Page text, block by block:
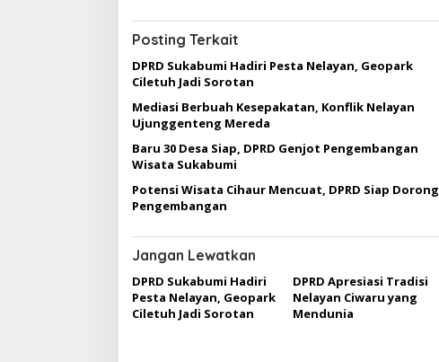
i
g
a
s
i
p
o
s
Posting Terkait
DPRD Sukabumi Hadiri Pesta Nelayan, Geopark
Ciletuh Jadi Sorotan
Mediasi Berbuah Kesepakatan, Konflik Nelayan
Ujunggenteng Mereda
Baru 30 Desa Siap, DPRD Genjot Pengembangan
Wisata Sukabumi
Potensi Wisata Cihaur Mencuat, DPRD Siap Dorong
Pengembangan
Jangan Lewatkan
DPRD Sukabumi Hadiri
Pesta Nelayan, Geopark
Ciletuh Jadi Sorotan
DPRD Apresiasi Tradisi
Nelayan Ciwaru yang
Mendunia